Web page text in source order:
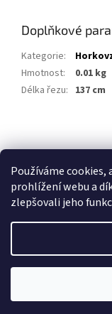
Používáme
prohlížení webu a
zlepšovali jeho
Doplňkové
Kategorie:
Hmotnost:
0.01 kg
Délka řezu: 137 cm
á